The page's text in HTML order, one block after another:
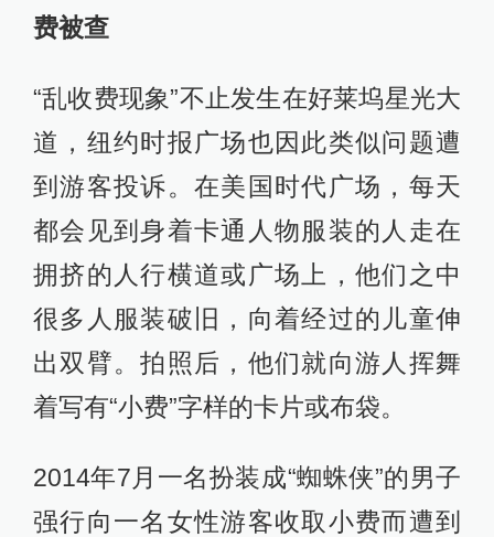
费被查
“乱收费现象”不止发生在好莱坞星光大
道，纽约时报广场也因此类似问题遭
到游客投诉。在美国时代广场，每天
都会见到身着卡通人物服装的人走在
拥挤的人行横道或广场上，他们之中
很多人服装破旧，向着经过的儿童伸
出双臂。拍照后，他们就向游人挥舞
着写有“小费”字样的卡片或布袋。
2014年7月一名扮装成“蜘蛛侠”的男子
强行向一名女性游客收取小费而遭到